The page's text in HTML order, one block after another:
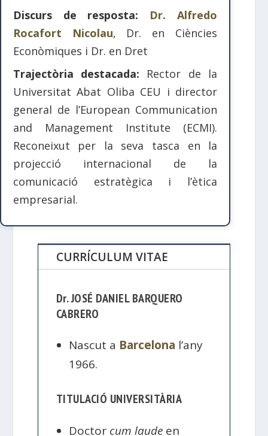
Discurs de resposta: Dr. Alfredo
Rocafort Nicolau, Dr. en Ciències
Econòmiques i Dr. en Dret
Trajectòria destacada: Rector de la
Universitat Abat Oliba CEU i director
general de l’European Communication
and Management Institute (ECMI).
Reconeixut per la seva tasca en la
projecció internacional de la
comunicació estratègica i l’ètica
empresarial.
CURRÍCULUM VITAE
Dr. JOSÉ DANIEL BARQUERO
CABRERO
Nascut a Barcelona l’any
1966.
TITULACIÓ UNIVERSITÀRIA
Doctor cum laude en